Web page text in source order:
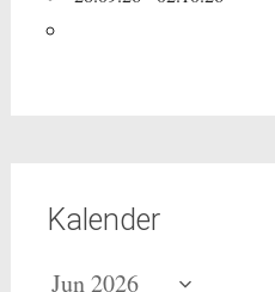
Kalender